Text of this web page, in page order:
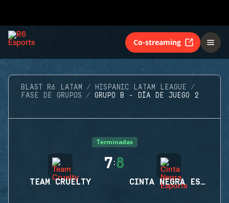
Co-streaming
BLAST R6 LATAM
HISPANIC LATAM LEAGUE
FASE DE GRUPOS
GRUPO B - DÍA DE JUEGO 2
Terminadas
TEAM CRUELTY
7:8
CINTA NEGRA ESPORTS